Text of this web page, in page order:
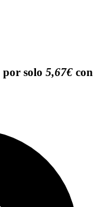
solo 5,67€ con